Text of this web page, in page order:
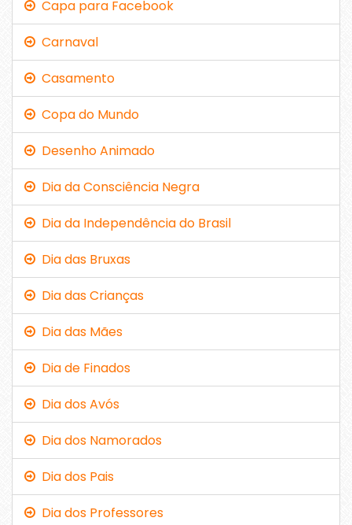
Capa para Facebook
Carnaval
Casamento
Copa do Mundo
Desenho Animado
Dia da Consciência Negra
Dia da Independência do Brasil
Dia das Bruxas
Dia das Crianças
Dia das Mães
Dia de Finados
Dia dos Avós
Dia dos Namorados
Dia dos Pais
Dia dos Professores